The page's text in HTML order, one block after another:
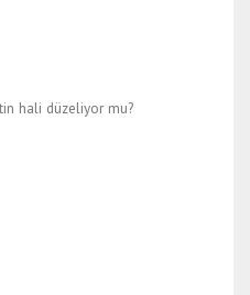
hali düzeliyor mu?